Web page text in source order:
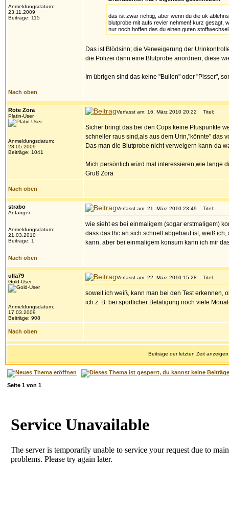
Anmeldungsdatum:
23.11.2009
Beiträge: 115
das ist zwar richtig, aber wenn du die uk
blutprobe mit aufs revier nehmen! kurz gesagt,
nur noch hoffen das du einen guten
Das ist Blödsinn; die Verweigerung der
die Polizei dann eine Blutprobe anordnen; diese
Im übrigen sind das keine "Bullen" oder "Pisser",
Nach oben
Rote Zora
Platin-User
Anmeldungsdatum:
28.05.2009
Beiträge: 1041
Verfasst am: 16. März 2010 20:22 Titel:
Sicher bringt das bei den Cops keine Pluspunkte
schneller raus sind,als aus dem Urin,"könnte" das
Das man die Blutprobe nicht verweigern kann-da
Mich persönlich würd mal interessieren,wie lange
Gruß Zora
Nach oben
strabo
Anfänger
Anmeldungsdatum:
21.03.2010
Beiträge: 1
Verfasst am: 21. März 2010 23:49 Titel:
wie sieht es bei einmaligem (sogar erstmaligem)
dass das thc an sich schnell abgebaut ist, weiß
kann, aber bei einmaligem konsum kann ich mir
Nach oben
ulla79
Gold-User
Anmeldungsdatum:
17.03.2009
Beiträge: 908
Verfasst am: 22. März 2010 15:28 Titel:
soweit ich weiß, kann man bei den Test erkennen,
ich z. B. bei sportlicher Betätigung noch viele
Nach oben
Beiträge der letzten Zeit
Seite 1 von 1